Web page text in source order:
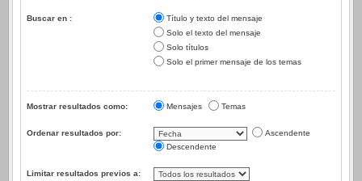
Buscar en :
Título y texto del mensaje
Solo el texto del mensaje
Solo títulos
Solo el primer mensaje de los temas
Mostrar resultados como: Mensajes Temas
Ordenar resultados por:
Ascendente
Descendente
Limitar resultados previos a: